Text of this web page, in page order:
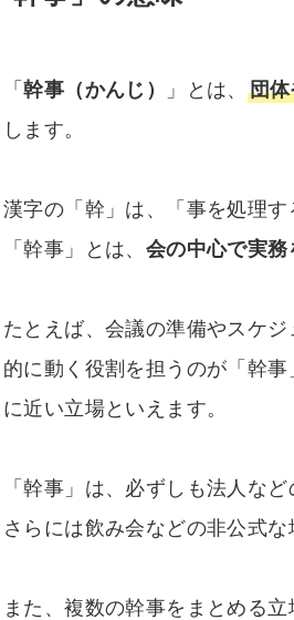
「幹事（かんじ） 」とは、 団
します。
漢字の「幹」は、「事を処理
「幹事」とは、 会の中心で実務
たとえば、会議の準備やスケ
的に動く役割を担うのが「幹
に近い立場といえます。
「幹事」は、必ずしも法人な
さらには飲み会などの非公式な
また、複数の幹事をまとめる